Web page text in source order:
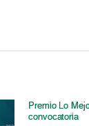
Premio Lo
convocatoria